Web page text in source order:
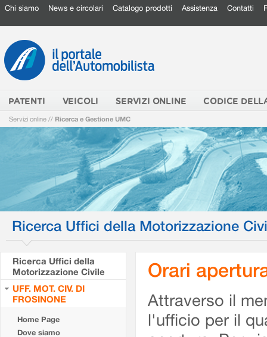
Chi siamo News e circolari Catalogo prodotti Assistenza Contatti
PATENTI VEICOLI SERVIZI ONLINE CODICE
Servizi online // Ricerca e Gestione UMC
Ricerca Uffici della Motorizzazione
Ricerca Uffici della
Motorizzazione Civile
UFF. MOT. CIV. DI
FROSINONE
Home Page
Dove siamo
Orari
Attraverso il
l'ufficio per il